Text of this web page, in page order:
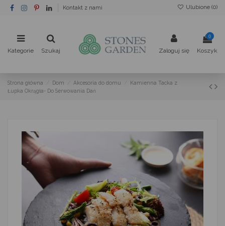
Kontakt z nami Ulubione (0)
Kategorie Szukaj Zaloguj się
0
Koszyk
Strona główna Dom Akcesoria do domu
Kamienna Tacka z
Łupka Okrągła- Do Serwowania Dań